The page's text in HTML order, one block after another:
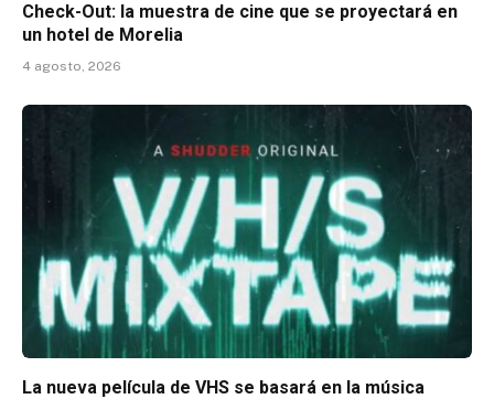
Check-Out: la muestra de cine que se proyectará en
un hotel de Morelia
4 agosto, 2026
La nueva película de VHS se basará en la música